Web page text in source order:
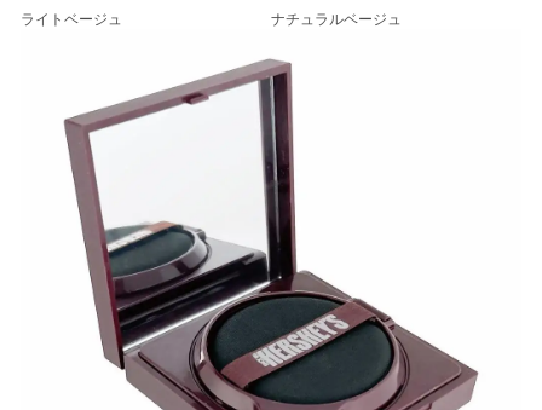
ライトベージュ ナチュラルベージュ